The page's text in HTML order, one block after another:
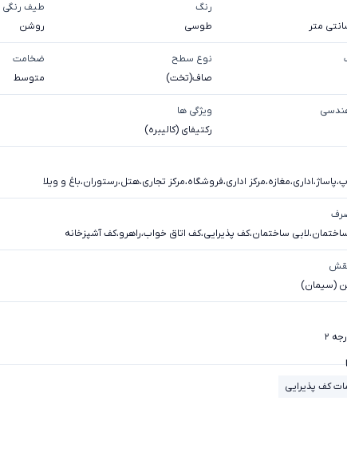
رنگ
طوسی
طیف رنگی
روشن
نوع سطح
صاف(تخت)
ضخامت
متوسط
ویژگی ها
رکتیفای (کالیبره)
،پاساژ،اداری،مغازه،مرکز اداری،فروشگاه،مرکز تجاری،هتل،رستوران،باغ و ویلا
،لابی ساختمان،کف پذیرایی،کف اتاق خواب،راهرو،کف آشپزخانه
(سیمان)
2
کف پذیرایی